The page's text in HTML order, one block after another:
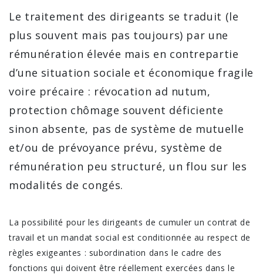
Le traitement des dirigeants se traduit (le
plus souvent mais pas toujours) par une
rémunération élevée mais en contrepartie
d’une situation sociale et économique fragile
voire précaire : révocation ad nutum,
protection chômage souvent déficiente
sinon absente, pas de système de mutuelle
et/ou de prévoyance prévu, système de
rémunération peu structuré, un flou sur les
modalités de congés.
La possibilité pour les dirigeants de cumuler un contrat de
travail et un mandat social est conditionnée au respect de
règles exigeantes : subordination dans le cadre des
fonctions qui doivent être réellement exercées dans le